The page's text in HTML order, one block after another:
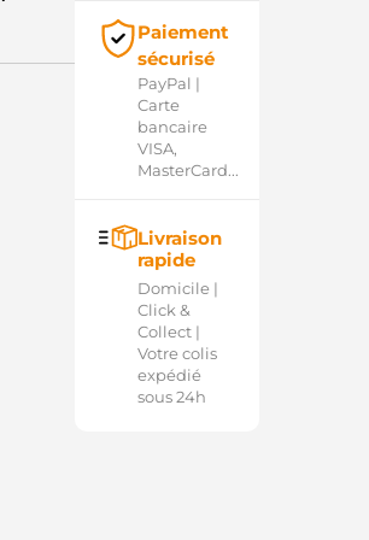
Paiement
sécurisé
PayPal |
Carte
bancaire
VISA,
MasterCard...
Livraison
rapide
Domicile |
Click &
Collect |
Votre colis
expédié
sous 24h